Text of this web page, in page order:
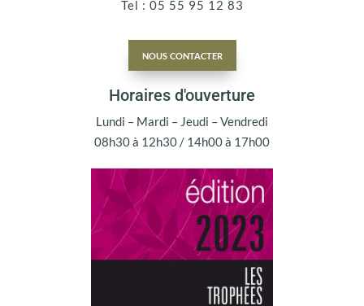
Tel : 05 55 95 12 83
nous contacter
Horaires d'ouverture
Lundi – Mardi – Jeudi – Vendredi
08h30 à 12h30 / 14h00 à 17h00